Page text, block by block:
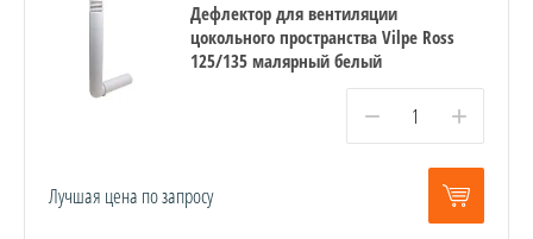
Дефлектор для вентиляции
цокольного пространства Vilpe Ross
125/135 малярный белый
− +
Лучшая цена по запросу